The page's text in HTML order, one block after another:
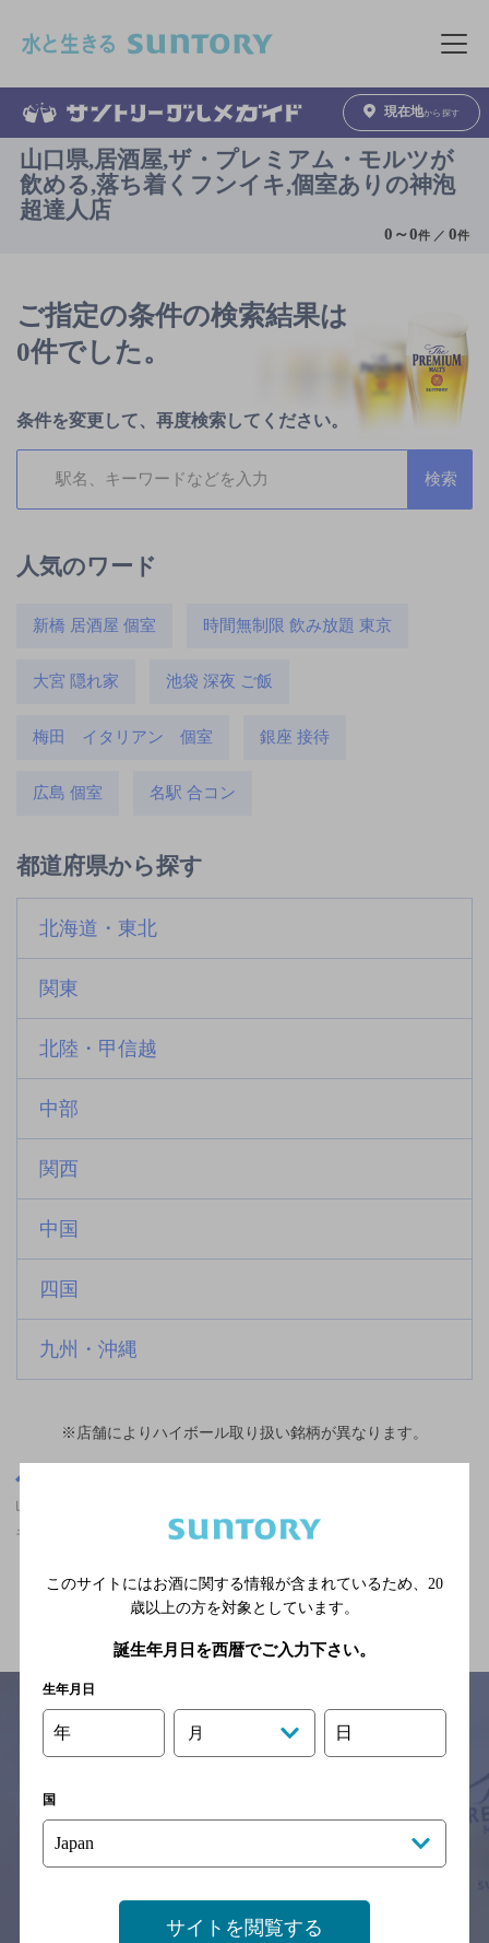
メニュ
現在地から探す
山口県,居酒屋,ザ・プレミアム・モルツが
飲める,落ち着くフンイキ,個室ありの神泡
超達人店
0 ～0件 ／0件
ご指定の条件の検索結果は
0件でした。
条件を変更して、再度検索してください。
人気のワード
新橋 居酒屋 個室 時間無制限 飲み放題 東京
大宮 隠れ家 池袋 深夜 ご飯
梅田 イタリアン 個室 銀座 接待
広島 個室 名駅 合コン
都道府県から探す
北海道・東北
関東
北陸・甲信越
中部
関西
中国
四国
九州・沖縄
※店舗によりハイボール取り扱い銘柄が異なります。
山口県,居酒屋,ザ・プレミアム・モルツが飲める,落ち着くフンイ
キ,個室ありの神泡超達人店
関連ページ
※それぞれのお店のメニューや営業時間などの掲載情報については、
予告なしに変更されることがありますので、
念のためお店にご確認の上ご来店くださいますようお願い申し上げま
情報提供：ぐるなび
このサイトにはお酒に関する情報が含まれているため、 20
歳以上の方を対象としています。
誕生年月日を西暦でご入力下さい。
生年月日
年 月 日
国
サイトを閲覧する